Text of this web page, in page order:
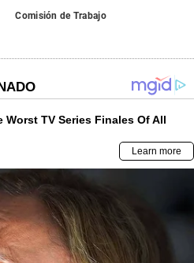
Comisión de Trabajo